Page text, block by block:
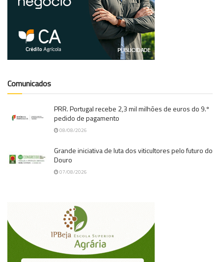
Comunicados
PRR. Portugal recebe 2,3 mil milhões de euros do 9.º
pedido de pagamento
08/08/2026
Grande iniciativa de luta dos viticultores pelo futuro do
Douro
07/08/2026